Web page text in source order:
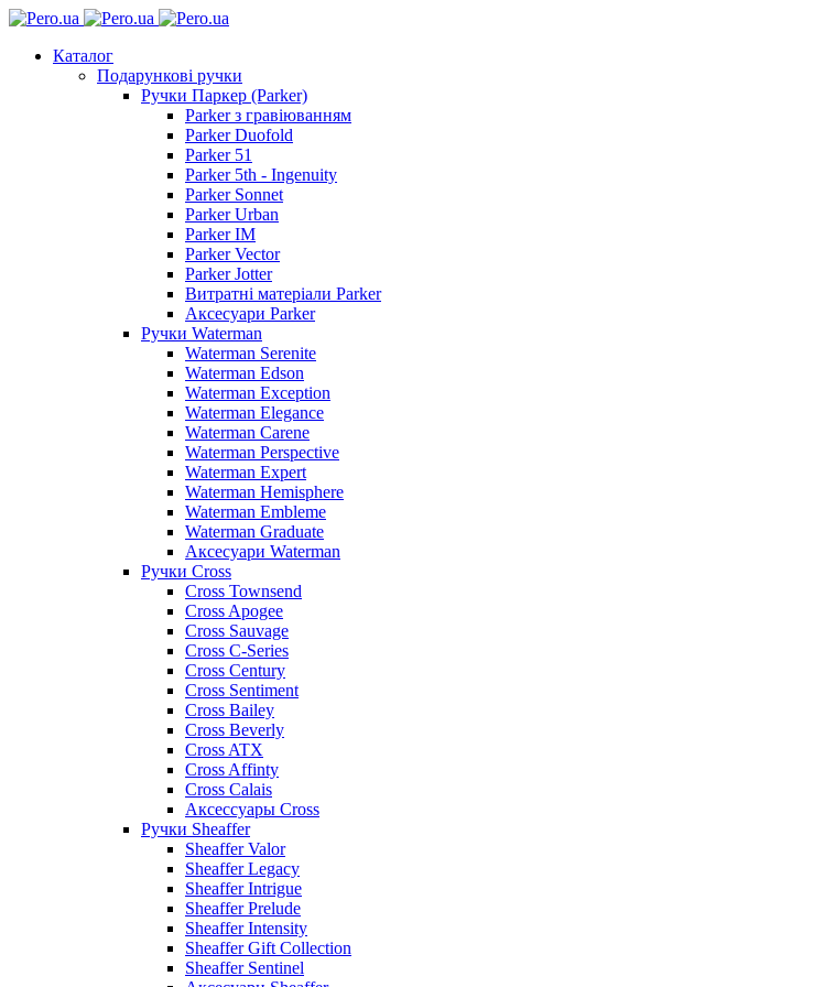
Каталог
Подарункові ручки
Ручки Паркер (Parker)
Parker з гравіюванням
Parker Duofold
Parker 51
Parker 5th - Ingenuity
Parker Sonnet
Parker Urban
Parker IM
Parker Vector
Parker Jotter
Витратні матеріали Parker
Аксесуари Parker
Ручки Waterman
Waterman Serenite
Waterman Edson
Waterman Exception
Waterman Elegance
Waterman Carene
Waterman Perspective
Waterman Expert
Waterman Hemisphere
Waterman Embleme
Waterman Graduate
Аксесуари Waterman
Ручки Cross
Cross Townsend
Cross Apogee
Cross Sauvage
Cross C-Series
Cross Сentury
Cross Sentiment
Cross Bailey
Cross Beverly
Cross ATX
Cross Affinty
Cross Calais
Аксессуары Cross
Ручки Sheaffer
Sheaffer Valor
Sheaffer Legacy
Sheaffer Intrigue
Sheaffer Prelude
Sheaffer Intensity
Sheaffer Gift Collection
Sheaffer Sentinel